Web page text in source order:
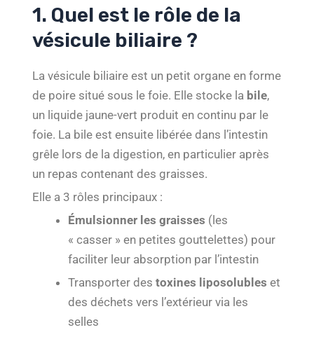
1. Quel est le rôle de la
vésicule biliaire ?
La vésicule biliaire est un petit organe en forme
de poire situé sous le foie. Elle stocke la bile,
un liquide jaune-vert produit en continu par le
foie. La bile est ensuite libérée dans l’intestin
grêle lors de la digestion, en particulier après
un repas contenant des graisses.
Elle a 3 rôles principaux :
Émulsionner les graisses (les
« casser » en petites gouttelettes) pour
faciliter leur absorption par l’intestin
Transporter destoxines liposolubles et
des déchets vers l’extérieur via les
selles